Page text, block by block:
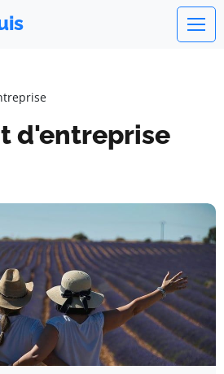
d'entreprise